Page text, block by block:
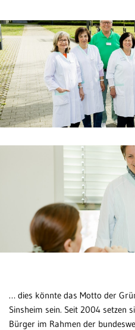
Weinheim
… dies könnte das Motto der
Sinsheim sein. Seit 2004 setzen
Bürger im Rahmen der